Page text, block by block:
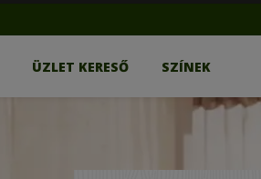
ÜZLET KERESŐ SZÍNEK